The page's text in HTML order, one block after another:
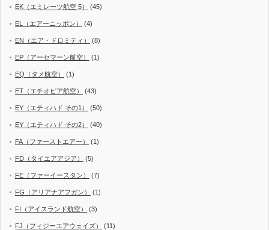
EK（エミレーツ航空 5） (45)
EL（エアーニッポン） (4)
EN（エア・ドロミティ） (8)
EP（アーセマーン航空） (1)
EQ（タメ航空） (1)
ET（エチオピア航空） (43)
EY（エティハド その1） (50)
EY（エティハド その2） (40)
FA（ファーストエアー） (1)
FD（タイエアアジア） (5)
FE（ファーイースタン） (7)
FG（アリアナアフガン） (1)
FI（アイスランド航空） (3)
FJ（フィジーエアウェイズ） (11)